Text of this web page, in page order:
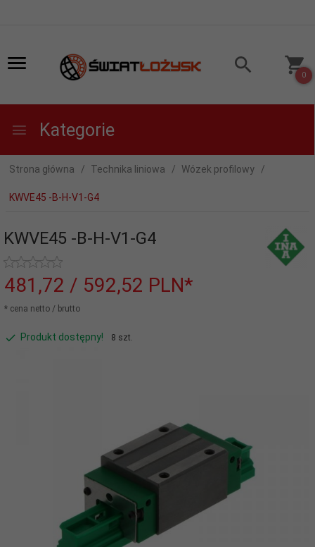
0
Kategorie
Strona główna Technika liniowa Wózek profilowy
KWVE45 -B-H-V1-G4
KWVE45 -B-H-V1-G4
481,72 / 592,52 PLN*
* cena netto / brutto
Produkt dostępny! 8 szt.